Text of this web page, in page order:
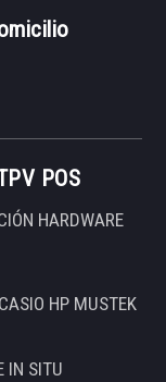
POS
HARDWARE
HP MUSTEK
IN SITU